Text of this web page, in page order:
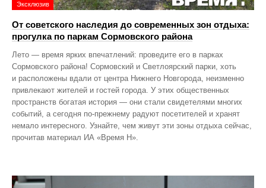
Эксклюзив
От советского наследия до современных зон отдыха:
прогулка по паркам Сормовского района
Лето — время ярких впечатлений: проведите его в парках
Сормовского района! Сормовский и Светлоярский парки, хоть
и расположены вдали от центра Нижнего Новгорода, неизменно
привлекают жителей и гостей города. У этих общественных
пространств богатая история — они стали свидетелями многих
событий, а сегодня по‑прежнему радуют посетителей и хранят
немало интересного. Узнайте, чем живут эти зоны отдыха сейчас,
прочитав материал ИА «Время Н».